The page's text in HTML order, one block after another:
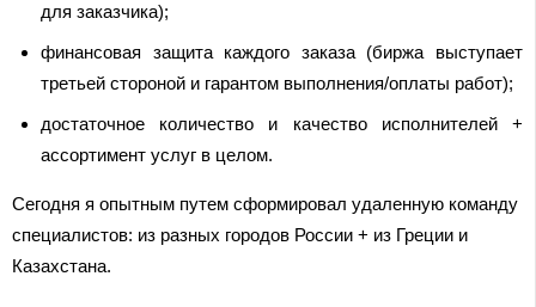
для заказчика);
финансовая защита каждого заказа (биржа выступает
третьей стороной и гарантом выполнения/оплаты работ);
достаточное количество и качество исполнителей +
ассортимент услуг в целом.
Сегодня я опытным путем сформировал удаленную команду
специалистов: из разных городов России + из Греции и
Казахстана.